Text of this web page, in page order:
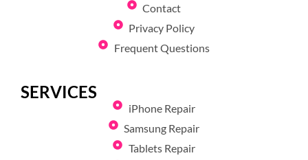
Contact
Privacy Policy
Frequent Questions
SERVICES
iPhone Repair
Samsung Repair
Tablets Repair